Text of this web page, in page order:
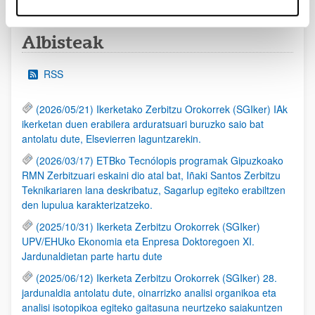
Albisteak
RSS
(2026/05/21) Ikerketako Zerbitzu Orokorrek (SGIker) IAk
ikerketan duen erabilera arduratsuari buruzko saio bat
antolatu dute, Elsevierren laguntzarekin.
(2026/03/17) ETBko Tecnólopis programak Gipuzkoako
RMN Zerbitzuari eskaini dio atal bat, Iñaki Santos Zerbitzu
Teknikariaren lana deskribatuz, Sagarlup egiteko erabiltzen
den lupulua karakterizatzeko.
(2025/10/31) Ikerketa Zerbitzu Orokorrek (SGIker)
UPV/EHUko Ekonomia eta Enpresa Doktoregoen XI.
Jardunaldietan parte hartu dute
(2025/06/12) Ikerketa Zerbitzu Orokorrek (SGIker) 28.
jardunaldia antolatu dute, oinarrizko analisi organikoa eta
analisi isotopikoa egiteko gaitasuna neurtzeko saiakuntzen